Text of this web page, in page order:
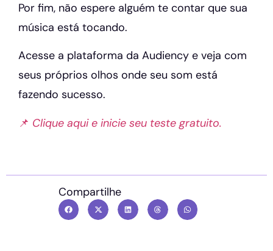
Por fim, não espere alguém te contar que sua
música está tocando.
Acesse a plataforma da Audiency e veja com
seus próprios olhos onde seu som está
fazendo sucesso.
📌 Clique aqui e inicie seu teste gratuito.
Compartilhe